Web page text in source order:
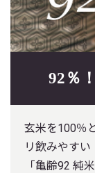
92％
玄米を100％
リ飲みやす
「亀齢92 純